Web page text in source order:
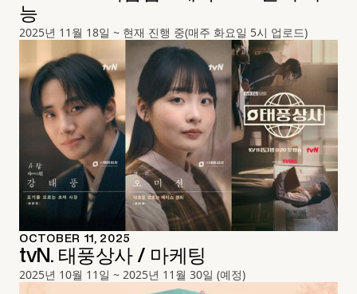
능
2025년 11월 18일 ~ 현재 진행 중(매주 화요일 5시 업로드)
OCTOBER 11, 2025
tvN. 태풍상사 / 마케팅
2025년 10월 11일 ~ 2025년 11월 30일 (예정)